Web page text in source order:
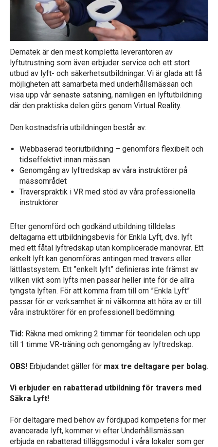
Dematek är den mest kompletta leverantören av
lyftutrustning som även erbjuder service och ett stort
utbud av lyft- och säkerhetsutbildningar. Vi är glada att få
möjligheten att samarbeta med underhållsmässan och
visa upp vår senaste satsning, nämligen en lyftutbildning
där den praktiska delen görs genom Virtual Reality.
Den kostnadsfria utbildningen består av:
Webbaserad teoriutbildning – genomförs flexibelt och
tidseffektivt innan mässan
Genomgång av lyftredskap av våra instruktörer på
mässområdet
Traverspraktik i VR med stöd av våra professionella
instruktörer
Efter genomförd och godkänd utbildning tilldelas
deltagarna ett utbildningsbevis för Enkla Lyft, dvs. lyft
med ett fåtal lyftredskap utan komplicerade manövrar. Ett
enkelt lyft kan genomföras antingen med travers eller
lättlastsystem. Ett ”enkelt lyft” definieras inte främst av
vilken vikt som lyfts men passar heller inte för de allra
tyngsta lyften. För att komma fram till om ”Enkla Lyft”
passar för er verksamhet är ni välkomna att höra av er till
våra instruktörer för en professionell bedömning.
Tid: Räkna med omkring 2 timmar för teoridelen och upp
till 1 timme VR-träning och genomgång av lyftredskap.
OBS! Erbjudandet gäller för max tre deltagare per bolag.
Vi erbjuder en rabatterad utbildning för travers med
Säkra Lyft!
För deltagare med behov av fördjupad kompetens för mer
avancerade lyft, kommer vi efter Underhållsmässan
erbjuda en rabatterad tilläggsmodul i våra lokaler som ger